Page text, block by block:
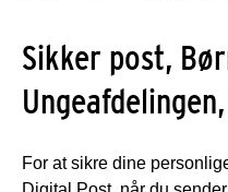
Sikker post,
For at sikre dine